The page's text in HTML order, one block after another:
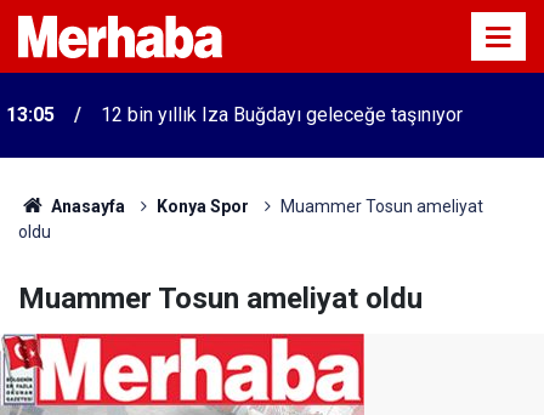
13:05 12 bin yıllık Iza Buğdayı geleceğe taşınıyor
Anasayfa Konya Spor
Muammer Tosun ameliyat
oldu
Muammer Tosun ameliyat oldu